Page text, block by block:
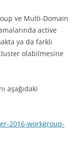
ve Multi-Domain
active
ya da farklı
olabilmesine
aşağıdaki
2016-workgroup-